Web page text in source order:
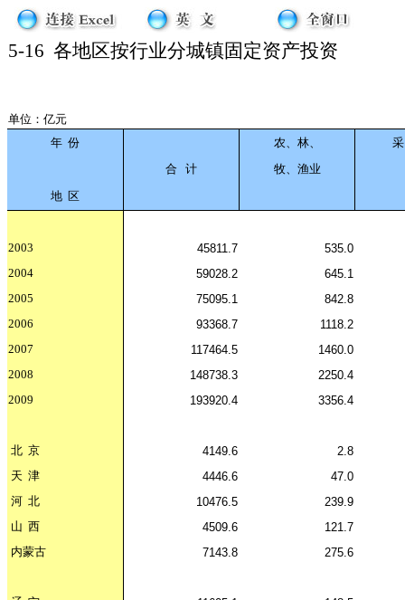
5-16 各地区按行业分城镇固定资产投资
单位：亿元
年 份 农、林、
合 计
牧、渔业
地 区
2003 45811.7
535.0
2004
59028.2
645.1
2005
75095.1
842.8
2006
93368.7
1118.2
2007
117464.5
1460.0
2008
148738.3
2250.4
2009
193920.4 3356.4
北 京 4149.6
2.8
天 津 4446.6
47.0
河 北 10476.5
239.9
山 西 4509.6
121.7
内蒙古
7143.8 275.6